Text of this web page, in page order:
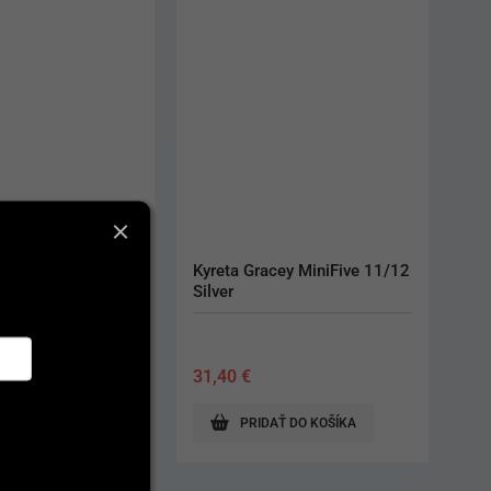
1/2 Resin E2.0
Cena za 1
Kyreta Gracey MiniFive 11/12
Silver
31,40€
PRIDAŤ DO KOŠÍKA